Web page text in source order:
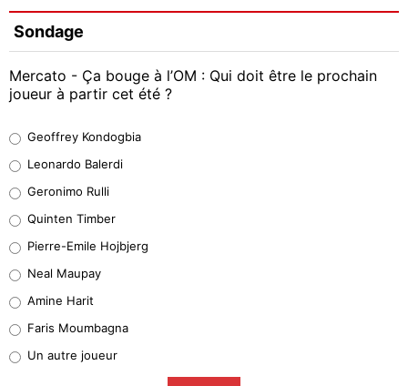
Sondage
Mercato - Ça bouge à l’OM : Qui doit être le prochain
joueur à partir cet été ?
38%
32%
5%
1%
9%
Geoffrey Kondogbia
Leonardo Balerdi
Geronimo Rulli
Quinten Timber
Pierre-Emile Hojbjerg
Neal Maupay
Amine Harit
Faris Moumbagna
Un autre joueur